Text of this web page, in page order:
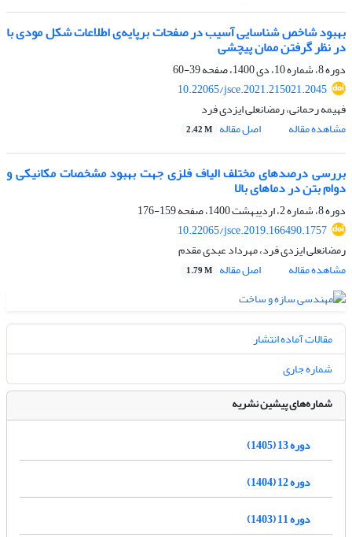
بهبود شاخص شناسایی آسیب در صفحات برپایه‌ی اطلاعات شکل مودی با
در نظر گرفتن ممان پیچشی
دوره 8، شماره 10، دی 1400، صفحه
39-60
10.22065/jsce.2021.215021.2045
فهیمه رحمانی، رمضانعلی ایزدی فرد
مشاهده مقاله
اصل مقاله 2.42 M
بررسی درصدهای مختلف الیاف فلزی جهت بهبود مشخصات مکانیکی و
دوام بتن در دماهای بالا
دوره 8، شماره 2، اردیبهشت 1400، صفحه
159-176
10.22065/jsce.2019.166490.1757
رمضانعلی ایزدی فرد، مهرداد عبدی مقدم
مشاهده مقاله
اصل مقاله 1.79 M
مقالات آماده انتشار
شماره جاری
شماره‌های پیشین نشریه
دوره 13 (1405)
دوره 12 (1404)
دوره 11 (1403)